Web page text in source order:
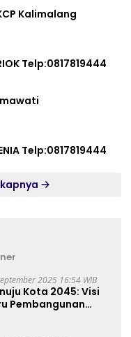
Kalimalang
Telp:0817819444
Telp:0817819444
2025 16:54 WIB
Kota 2045: Visi
Pembangunan